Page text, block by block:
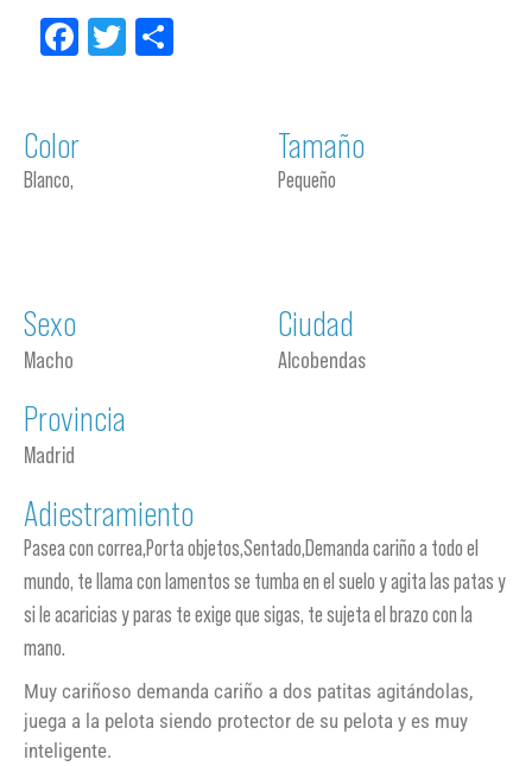
Facebook
Twitter
Color
Blanco,
Tamaño
Pequeño
Sexo
Macho
Ciudad
Alcobendas
Provincia
Madrid
Adiestramiento
Pasea con correa,Porta objetos,Sentado,Demanda cariño a todo el
mundo, te llama con lamentos se tumba en el suelo y agita las patas y
si le acaricias y paras te exige que sigas, te sujeta el brazo con la
mano.
Muy cariñoso demanda cariño a dos patitas agitándolas,
juega a la pelota siendo protector de su pelota y es muy
inteligente.